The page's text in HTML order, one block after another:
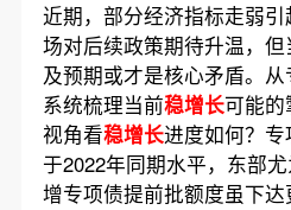
近期，部分经济指标走弱引
场对后续政策期待升温，但
及预期或才是核心矛盾。
系统梳理当前稳增长可能的
视角看稳增长进度如何？
于2022年同期水平，东部
增专项债提前批额度虽下